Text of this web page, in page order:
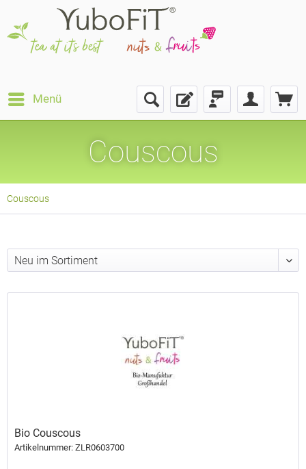
Menü
Couscous
Couscous
Bio Couscous
Artikelnummer: ZLR0603700